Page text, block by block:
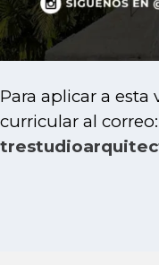
Para aplicar a esta
curricular al correo: